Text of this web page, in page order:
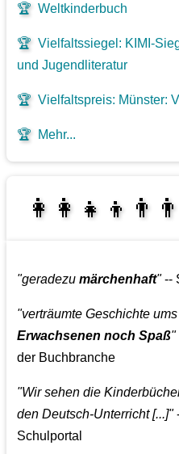
🏆 Weltkinderbuch
🏆 Vielfaltssiegel: KIMI-
und Jugendliteratur
🏆 Vielfaltspreis: Münster:
🏆 Mehr...
"geradezumärchenhaft"--
"verträumte Geschichte
Erwachsenen noch Spaß"
der Buchbranche
"Wir sehen die
den Deutsch-Unterricht [...]"
Schulportal